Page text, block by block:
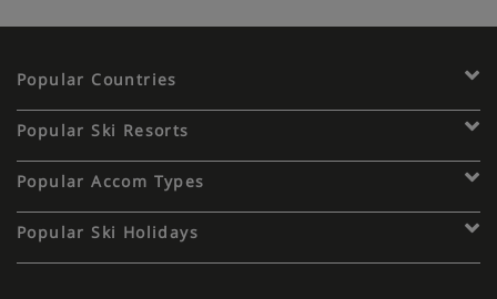
Popular Countries
Popular Ski Resorts
Popular Accom Types
Popular Ski Holidays